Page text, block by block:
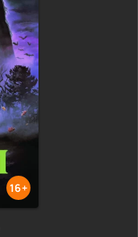
16+